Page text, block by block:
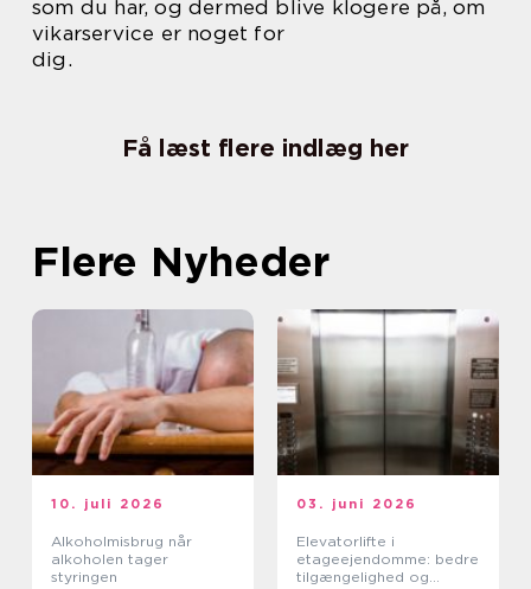
som du har, og dermed blive klogere på, om
vikarservice er noget for
dig.
Få læst flere indlæg her
Flere Nyheder
10. juli 2026
Alkoholmisbrug når
alkoholen tager
styringen
03. juni 2026
Elevatorlifte i
etageejendomme: bedre
tilgængelighed og